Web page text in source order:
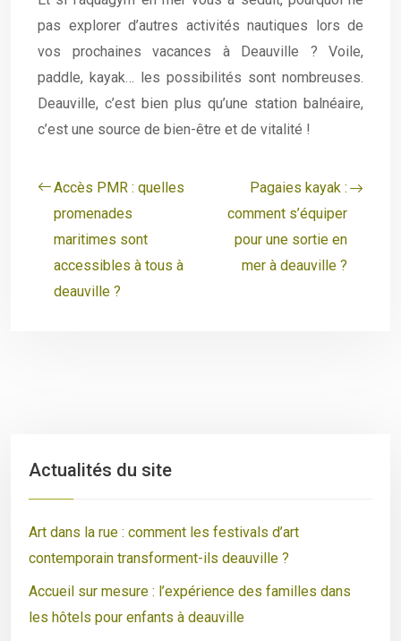
pas explorer d’autres activités nautiques lors de
vos prochaines vacances à Deauville ? Voile,
paddle, kayak… les possibilités sont nombreuses.
Deauville, c’est bien plus qu’une station balnéaire,
c’est une source de bien-être et de vitalité !
Accès PMR : quelles
promenades
maritimes sont
accessibles à tous à
deauville ?
Pagaies kayak :
comment s’équiper
pour une sortie en
mer à deauville ?
Actualités du site
Art dans la rue : comment les festivals d’art
contemporain transforment-ils deauville ?
Accueil sur mesure : l’expérience des familles dans
les hôtels pour enfants à deauville